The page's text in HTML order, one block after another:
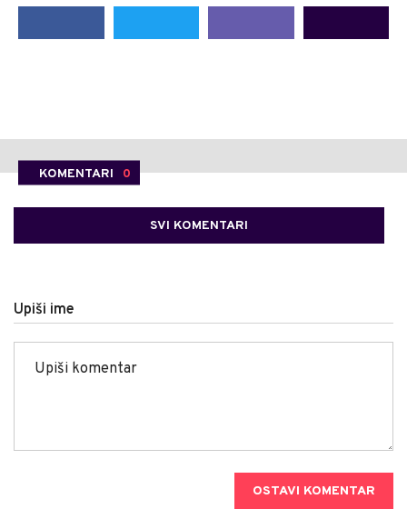
KOMENTARI 0
SVI KOMENTARI
Upiši ime
OSTAVI KOMENTAR